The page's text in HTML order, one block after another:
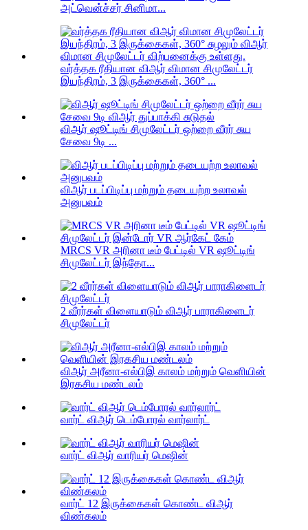
அட்வென்ச்சர் சினிமா...
வர்த்தக ரீதியான விஆர் விமான சிமுலேட்டர்
இயந்திரம், 3 இருக்கைகள், 360° ...
விஆர் ஷூட்டிங் சிமுலேட்டர் ஒற்றை வீரர் சுய
சேவை 9டி ...
விஆர் படப்பிடிப்பு மற்றும் தடையற்ற உலாவல்
அனுபவம்
MRCS VR அரினா டீம் பேட்டில் VR ஷூட்டிங்
சிமுலேட்டர் இந்தோ...
2 வீரர்கள் விளையாடும் விஆர் பாராகிளைடர்
சிமுலேட்டர்
விஆர் அரீனா-எல்பிஇ காலம் மற்றும் வெளியின்
இரகசிய மண்டலம்
வார்ட் விஆர் டெம்போரல் வார்லார்ட்
வார்ட் விஆர் வாரியர் மெஷின்
வார்ட் 12 இருக்கைகள் கொண்ட விஆர்
விண்கலம்